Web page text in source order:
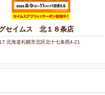
セイムス 北１８条店
北海道札幌市北区北十七条西4-21